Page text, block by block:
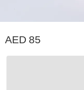
85